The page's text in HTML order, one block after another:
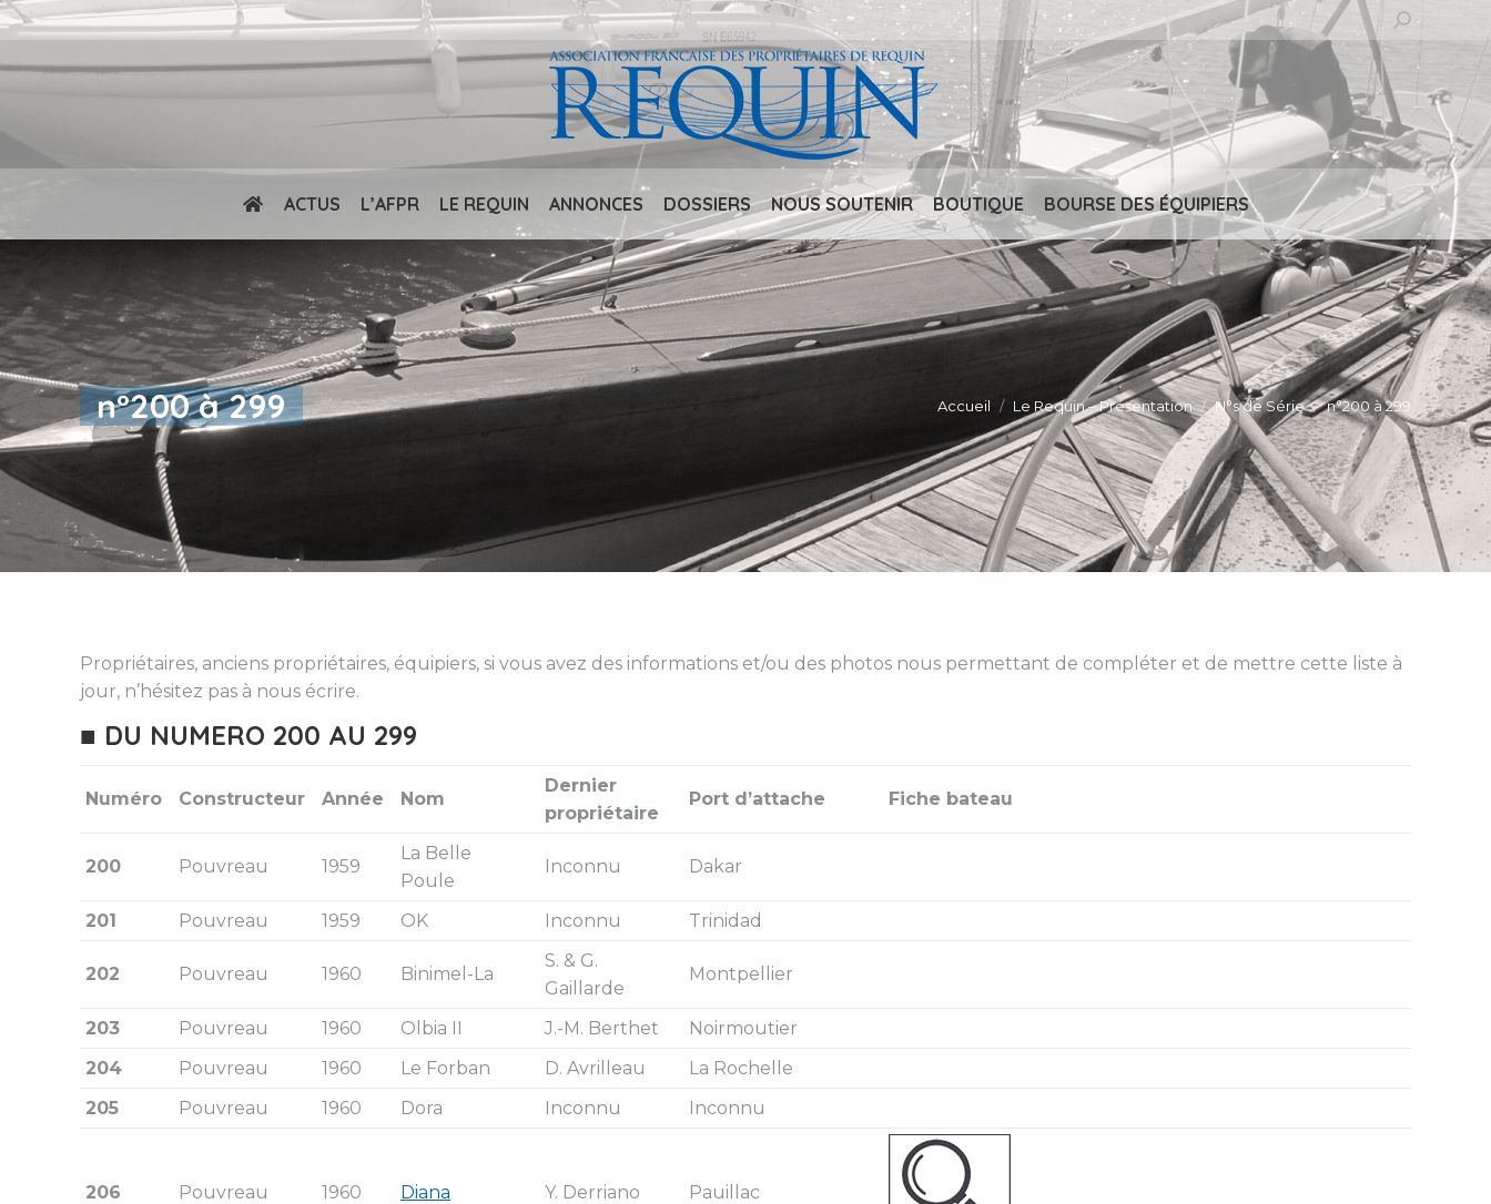
Recherche
ACTUS L’AFPR LE REQUIN ANNONCES DOSSIERS NOUS SOUTENIR BOUTIQUE BOURSE DES ÉQUIPIERS
n°200 à 299
Vous êtes ici : Accueil Le Requin – Présentation N°s de Série n°200 à 299
Propriétaires, anciens propriétaires, équipiers, si vous avez des informations et/ou des photos nous permettant de compléter et de mettre cette liste à
jour, n’hésitez pas à nous écrire.
■ DU NUMERO 200 AU 299
Numéro Constructeur Année Nom
Dernier
propriétaire
Port d’attache Fiche bateau
200 Pouvreau 1959
La Belle
Poule
Inconnu Dakar
201 Pouvreau 1959 OK Inconnu Trinidad
202 Pouvreau 1960 Binimel-La
S. & G.
Gaillarde
Montpellier
203 Pouvreau 1960 Olbia II J.-M. Berthet
Noirmoutier
204
Pouvreau 1960 Le Forban D. Avrilleau
La Rochelle
205
Pouvreau 1960 Dora Inconnu Inconnu
206 Pouvreau 1960 Diana Y. Derriano Pauillac